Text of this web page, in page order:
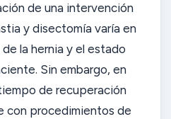
de una intervención
y disectomía varía en
la hernia y el estado
Sin embargo, en
de recuperación
con procedimientos de